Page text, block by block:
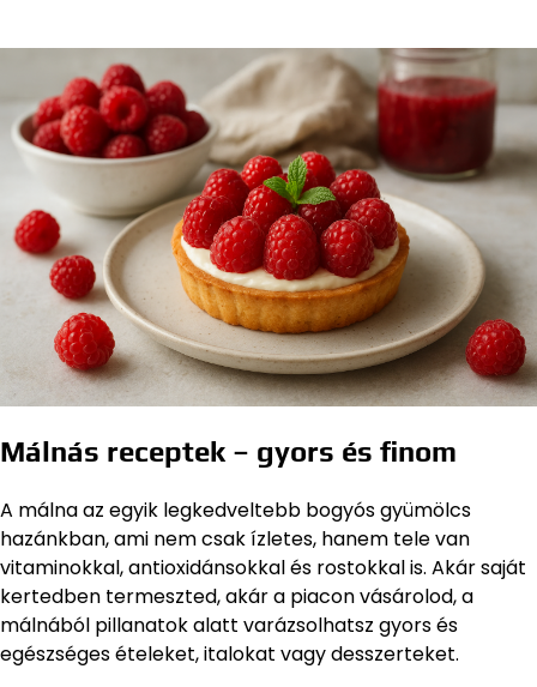
Málnás receptek – gyors és finom
A málna az egyik legkedveltebb bogyós gyümölcs
hazánkban, ami nem csak ízletes, hanem tele van
vitaminokkal, antioxidánsokkal és rostokkal is. Akár saját
kertedben termeszted, akár a piacon vásárolod, a
málnából pillanatok alatt varázsolhatsz gyors és
egészséges ételeket, italokat vagy desszerteket.